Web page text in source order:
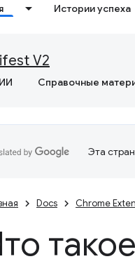
Истории успеха
V2
ИИ Справочные
Эта
Docs Chrome